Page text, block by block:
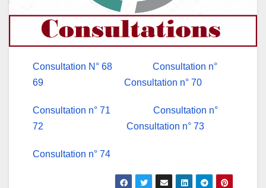
Consultation N° 68
Consultation n°
69
Consultation n° 70
Consultation n° 71
Consultation n°
72
Consultation n° 73
Consultation n° 74